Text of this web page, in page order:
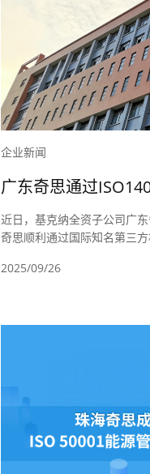
企业新闻
广东奇思通过
近日，基克纳全资子公司广
奇思顺利通过国际知名第三
管理方面系统化、规范化工
2025/09/26